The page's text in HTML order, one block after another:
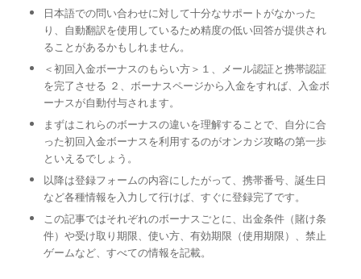
日本語での問い合わせに対して十分なサポートがなかった
り、自動翻訳を使用しているため精度の低い回答が提供され
ることがあるかもしれません。
＜初回入金ボーナスのもらい方＞１、メール認証と携帯認証
を完了させる ２、ボーナスページから入金をすれば、入金ボ
ーナスが自動付与されます。
まずはこれらのボーナスの違いを理解することで、自分に合
った初回入金ボーナスを利用するのがオンカジ攻略の第一歩
といえるでしょう。
以降は登録フォームの内容にしたがって、携帯番号、誕生日
など各種情報を入力して行けば、すぐに登録完了です。
この記事ではそれぞれのボーナスごとに、出金条件（賭け条
件）や受け取り期限、使い方、有効期限（使用期限）、禁止
ゲームなど、すべての情報を記載。